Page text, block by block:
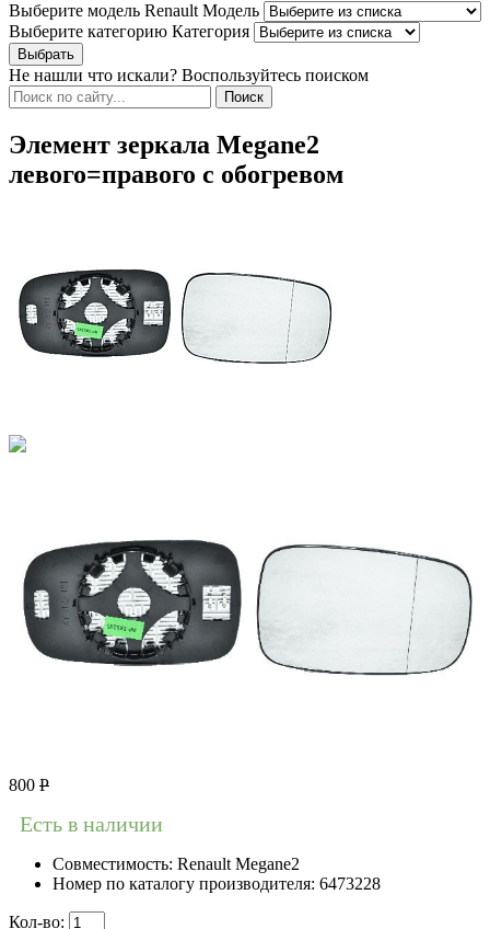
Выберите модель Renault Модель
Выберите категорию Категория
Не нашли что искали? Воспользуйтесь поиском
Элемент зеркала Megane2
левого=правого с обогревом
800 Р
Есть в наличии
Совместимость: Renault Megane2
Номер по каталогу производителя: 6473228
Кол-во: